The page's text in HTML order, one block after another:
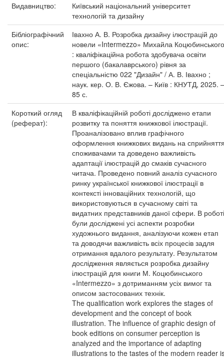
Видавництво:
Київський національний університет
технологій та дизайну
Бібліографічний
опис:
Івахно А. В. Розробка дизайну ілюстрацій до
новели «Intermezzo» Михайла Коцюбинського
: кваліфікаційна робота здобувача освіти
першого (бакалаврського) рівня за
спеціальністю 022 "Дизайн" / А. В. Івахно ;
наук. кер. О. В. Єжова. – Київ : КНУТД, 2025. –
85 с.
Короткий огляд
(реферат):
В кваліфікаційній роботі досліджено етапи
розвитку та поняття книжкової ілюстрації.
Проаналізовано вплив графічного
оформлення книжкових видань на
споживачами та доведено важливість
адаптації ілюстрацій до смаків сучасного
читача. Проведено повний аналіз сучасного
ринку української книжкової ілюстрації в
контексті інноваційних технологій, що
використовуються в сучасному світі та
видатних представників даної сфери. В роботі
були досліджені усі аспекти розробки
художнього видання, аналізуючи кожен етап
та доводячи важливість всіх процесів задля
отримання вдалого результату. Результатом
дослідження являється розробка дизайну
ілюстрацій для книги М. Коцюбинського
«Intermezzo» з дотриманням усіх вимог та
описом застосованих технік.
The qualification work explores the stages of
development and the concept of book
illustration. The influence of graphic design of
book editions on consumer perception is
analyzed and the importance of adapting
illustrations to the tastes of the modern reader